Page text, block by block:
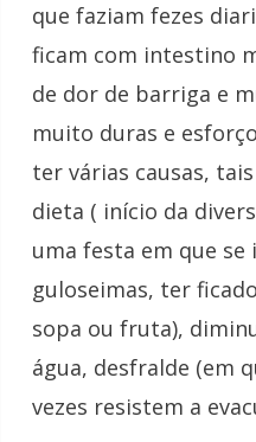
que faziam fezes
ficam com intestino
de dor de barriga e
muito duras e
ter várias causas,
dieta ( início da
uma festa em que
guloseimas, ter
sopa ou fruta),
água, desfralde (em
vezes resistem a